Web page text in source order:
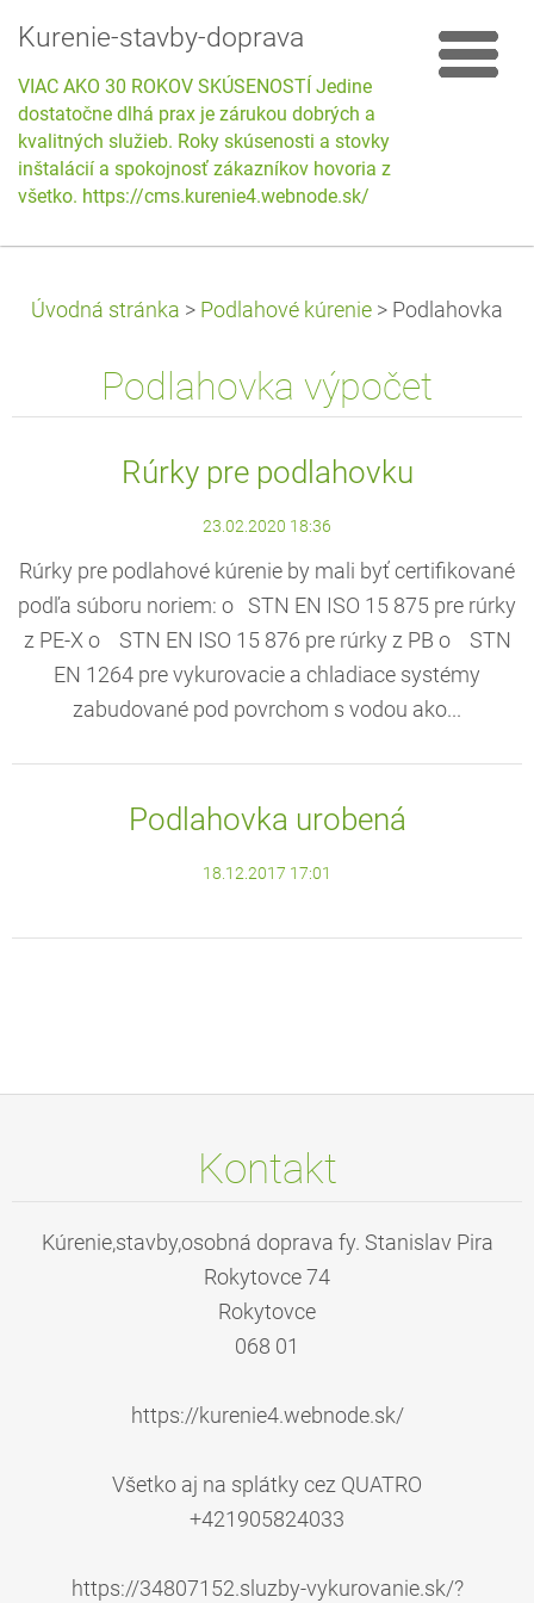
Kurenie-stavby-doprava
VIAC AKO 30 ROKOV SKÚSENOSTÍ Jedine
dostatočne dlhá prax je zárukou dobrých a
kvalitných služieb. Roky skúsenosti a stovky
inštalácií a spokojnosť zákazníkov hovoria za
všetko. https://cms.kurenie4.webnode.sk/
Úvodná stránka > Podlahové kúrenie > Podlahovka
Podlahovka výpočet
Rúrky pre podlahovku
23.02.2020 18:36
Rúrky pre podlahové kúrenie by mali byť certifikované
podľa súboru noriem: o STN EN ISO 15 875 pre rúrky
z PE-X o STN EN ISO 15 876 pre rúrky z PB o STN
EN 1264 pre vykurovacie a chladiace systémy
zabudované pod povrchom s vodou ako...
Podlahovka urobená
18.12.2017 17:01
Kontakt
Kúrenie,stavby,osobná doprava fy. Stanislav Pira
Rokytovce 74
Rokytovce
068 01
https://kurenie4.webnode.sk/
Všetko aj na splátky cez QUATRO
+421905824033
https://34807152.sluzby-vykurovanie.sk/?